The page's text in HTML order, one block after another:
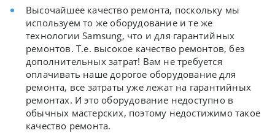
Высочайшее качество ремонта, поскольку мы
используем то же оборудование и те же
технологии Samsung, что и для гарантийных
ремонтов. Т.е. высокое качество ремонтов, без
дополнительных затрат! Вам не требуется
оплачивать наше дорогое оборудование для
ремонта, все затраты уже лежат на гарантийных
ремонтах. И это оборудование недоступно в
обычных мастерских, поэтому недостижимо такое
качество ремонта.